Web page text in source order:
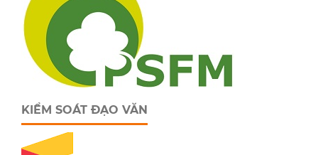
KIỂM SOÁT ĐẠO VĂN